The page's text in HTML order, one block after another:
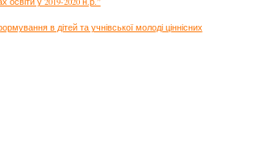
в дітей та учнівської молоді ціннісних